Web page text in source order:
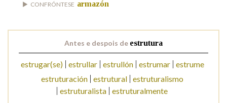
Nos exemplos
OUTRAS OPCIÓNS DE BUSCA
CONFRÓNTESE armazón
Antes e despois de estrutura
estrugar(se) estrullar estrullón estrumar
estrume
estruturación estrutural estruturalismo
estruturalista estruturalmente